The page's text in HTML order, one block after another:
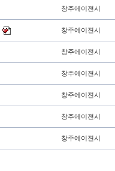
창주에이젼시
창주에이젼시
창주에이젼시
창주에이젼시
창주에이젼시
창주에이젼시
창주에이젼시